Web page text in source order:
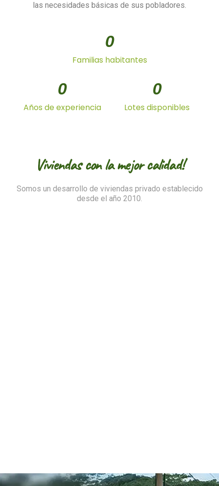
las necesidades básicas de sus pobladores.
Familias habitantes
0
Años de experiencia
0
Lotes disponibles
0
Viviendas con la mejor calidad!
Somos un desarrollo de viviendas privado establecido
desde el año 2010.